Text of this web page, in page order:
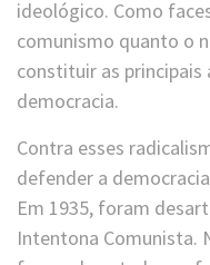
ideológico. Como
comunismo quanto o
constituir as principais
democracia.
Contra esses
defender a
Em 1935, foram
Intentona Comunista.